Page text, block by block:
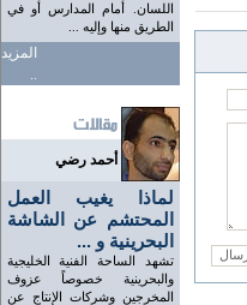
اللسان. أمام المدارس أو في
الطريق منها وإليه ...
المزيد
..
أحمد رضي
لماذا يغيب العمل
المحتشم عن الشاشة
البحرينية و ...
تشهد الساحة الفنية الخليجية
والبحرينية خصوصاً عزوف
المخرجين وشركات الإنتاج عن